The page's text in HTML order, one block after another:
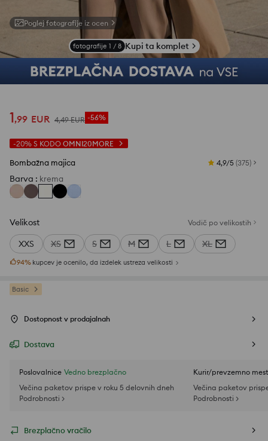
Poglej fotografije iz ocen
fotografije 1 / 8 Kupi ta komplet
1,99 EUR 4,49 EUR -56%
-20% S KODO OMNI20MORE
Bombažna majica 4,9/5 (375)
Barva : krema
Velikost Vodič po velikostih
XXS XS S M L XL
94% kupcev je ocenilo, da izdelek ustreza velikosti
Basic
Dostopnost v prodajalnah
Dostava
Poslovalnice Vedno brezplačno
Večina paketov prispe v roku 5 delovnih dneh
Podrobnosti >
Kurir/prevzemno
Večina paketov
Podrobnosti >
Brezplačno vračilo